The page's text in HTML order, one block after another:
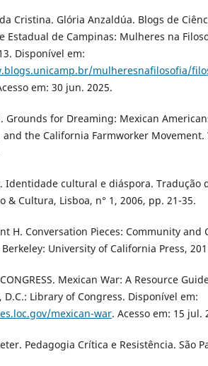
Cristina. Glória Anzaldúa. Blogs de
Estadual de Campinas: Mulheres na
Disponível em:
mulheresnafilosofia/
em: 30 jun. 2025.
Grounds for Dreaming: Mexican
the California Farmworker Movement.
Identidade cultural e diáspora. Tradução
& Cultura, Lisboa, n° 1, 2006, pp. 21-35.
H. Conversation Pieces: Community
University of California Press,
CONGRESS. Mexican War: A Resource
Library of Congress. Disponível em:
mexican-war. Acesso em: 15 jul.
Pedagogia Crítica e Resistência. São